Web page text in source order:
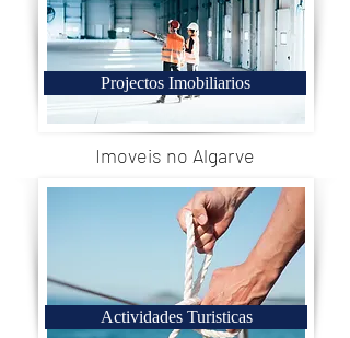
Projectos Imobiliarios
Imoveis no Algarve
Actividades Turisticas